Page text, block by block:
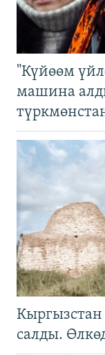
"Күйөөм
машина
салды.